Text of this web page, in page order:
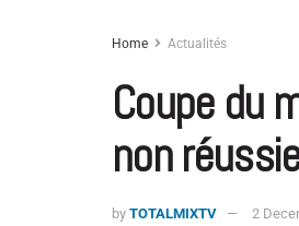
Home Actualités
Coupe du
non
by TOTALMIXTV 2